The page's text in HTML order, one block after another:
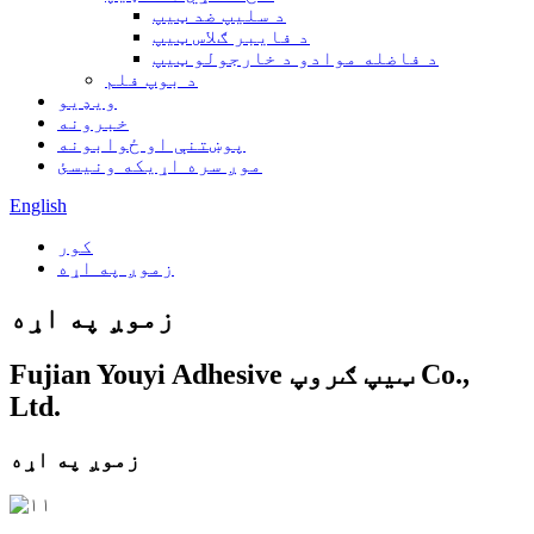
د سلیپ ضد ټیپ
د فایبر ګلاس ټیپ
د فاضله موادو د خارجولو ټیپ
د بوپ فلم
ویډیو
خبرونه
پوښتنې او ځوابونه
موږ سره اړیکه ونیسئ
English
کور
زموږ په اړه
زموږ په اړه
Fujian Youyi Adhesive ټیپ ګروپ Co.,
Ltd.
زموږ په اړه